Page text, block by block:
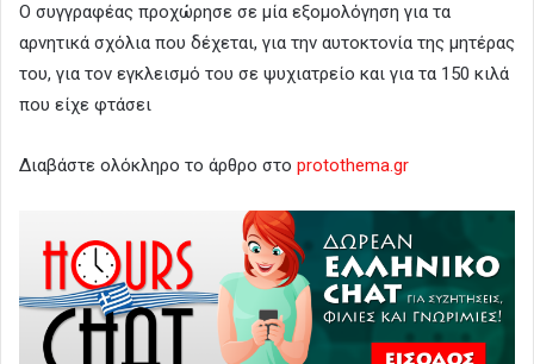
Ο συγγραφέας προχώρησε σε μία εξομολόγηση για τα
αρνητικά σχόλια που δέχεται, για την αυτοκτονία της μητέρας
του, για τον εγκλεισμό του σε ψυχιατρείο και για τα 150 κιλά
που είχε φτάσει
Διαβάστε ολόκληρο το άρθρο στο protothema.gr